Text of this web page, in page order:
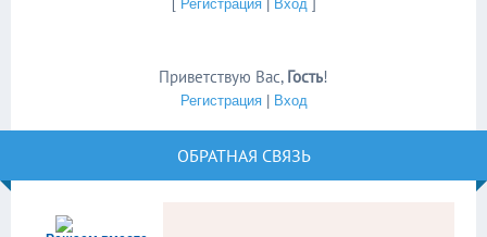
[ Регистрация| Вход]
Приветствую Вас, Гость!
Регистрация| Вход
ОБРАТНАЯ СВЯЗЬ